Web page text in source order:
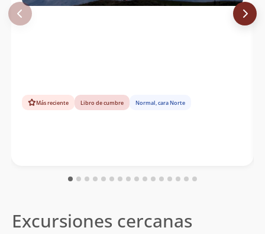
Más reciente Libro de cumbre Normal, cara Norte
Excursiones cercanas